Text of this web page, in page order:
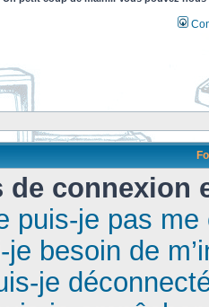
de connexion
puis-je pas
je besoin de
je